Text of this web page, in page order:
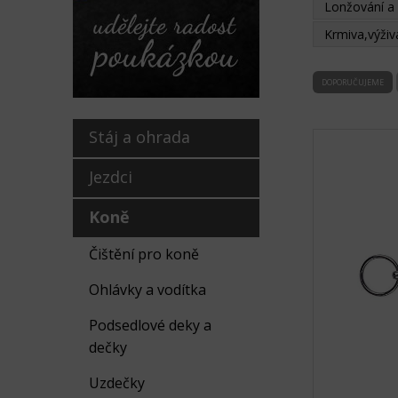
Stáj a ohrada
Jezdci
Koně
Čištění pro koně
Ohlávky a vodítka
Podsedlové deky a
dečky
Uzdečky
Lonžování
DOPORUČUJEME